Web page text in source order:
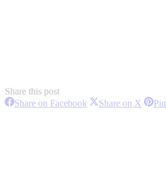
Share this post
Share on Facebook ShareShare on X Share